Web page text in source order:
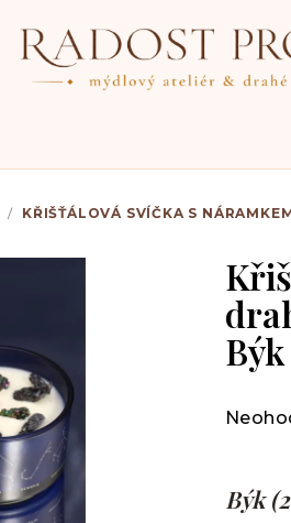
/ KŘIŠŤÁLOVÁ SVÍČKA S
Býk
je
Býk